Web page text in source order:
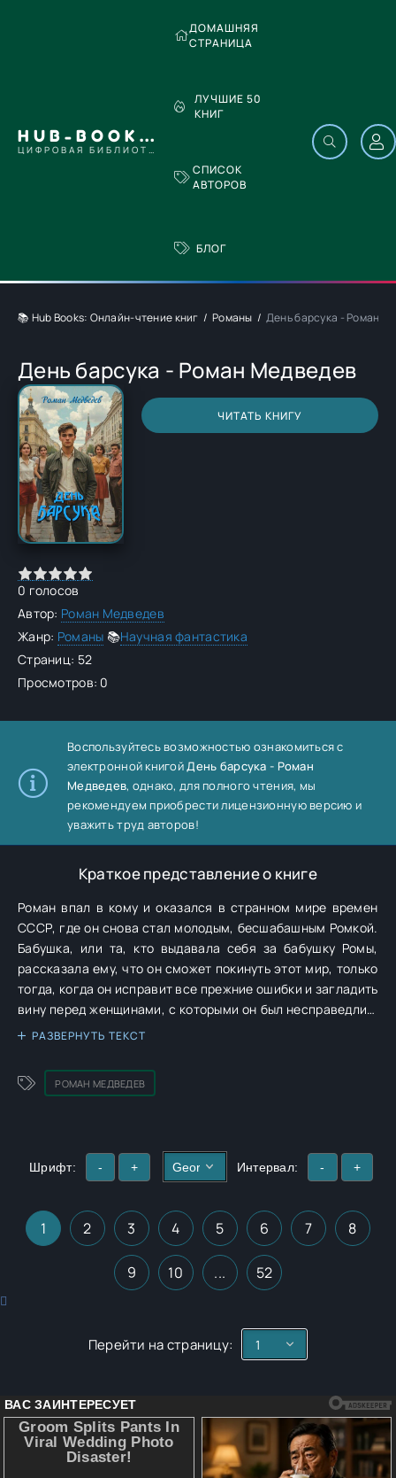
HUB-BOOKS.COM
ЦИФРОВАЯ БИБЛИОТЕКА
ДОМАШНЯЯ
СТРАНИЦА
ЛУЧШИЕ 50
КНИГ
СПИСОК
АВТОРОВ
БЛОГ
📚 Hub Books: Онлайн-чтение книг Романы День барсука - Роман
День барсука - Роман Медведев
ЧИТАТЬ КНИГУ
0 голосов
Автор: Роман Медведев
Жанр: Романы 📚Научная фантастика
Страниц: 52
Просмотров: 0
Воспользуйтесь возможностью ознакомиться с
электронной книгойДень барсука - Роман
Медведев, однако, для полного чтения, мы
рекомендуем приобрести лицензионную версию и
уважить труд авторов!
Краткое представление о книге
Роман впал в кому и оказался в странном мире времен
СССР, где он снова стал молодым, бесшабашным Ромкой.
Бабушка, или та, кто выдавала себя за бабушку Ромы,
рассказала ему, что он сможет покинуть этот мир, только
тогда, когда он исправит все прежние ошибки и загладить
вину перед женщинами, с которыми он был несправедлив.
Если он не сможет этого сделать, то снова и снова будет
День Барсука.
РАЗВЕРНУТЬ ТЕКСТ
РОМАН МЕДВЕДЕВ
Шрифт: - + Интервал: - +
1 2 3 4 5 6 7 8
9 10 ... 52
Перейти на страницу: